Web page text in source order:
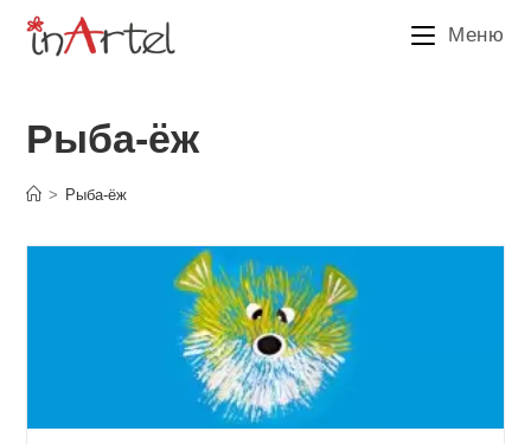
Перейти
Меню
Рыба-ёж
> Рыба-ёж